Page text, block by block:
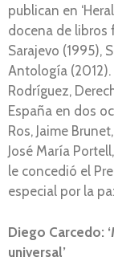
publican en
docena de libros
Sarajevo (1995),
Antología
Rodríguez,
España en dos
Ros, Jaime
José María
le concedió el
especial por la
Diego Carcedo:
universal’